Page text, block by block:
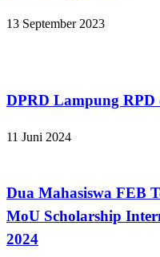
13 September 2023
DPRD Lampung RPD
11 Juni 2024
Dua Mahasiswa FEB
MoU Scholarship
2024